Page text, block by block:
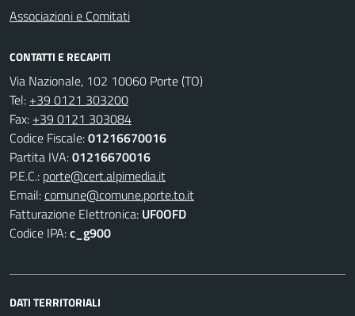
Associazioni e Comitati
CONTATTI E RECAPITI
Via Nazionale, 102 10060 Porte (TO)
Tel: +39 0121 303200
Fax: +39 0121 303084
Codice Fiscale:01216670016
Partita IVA:01216670016
P.E.C.: porte@cert.alpimedia.it
Email:comune@comune.porte.to.it
Fatturazione Elettronica: UF0OFD
Codice IPA:c_g900
DATI TERRITORIALI